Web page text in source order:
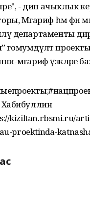
- дип ачыклык
Мәгариф һәм
департаменты
гомумдәүләт
фәнни-мәгариф
kiziltan.rbsmi.ru/
proektinda-